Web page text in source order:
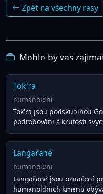
Zpět na všechny rasy
Mohlo by vas
Tok'ra
humanoidni
Tok'ra jsou podskupinou
podrobování a krutosti
Langařané
humanoidni
Langařané jsou označení
humanoidních kmenů